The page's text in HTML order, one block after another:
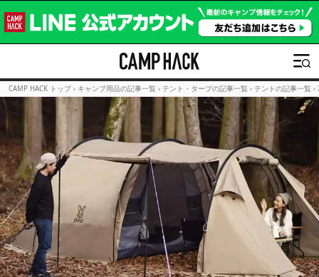
CAMP HACK トップ › キャンプ用品の記事一覧 › テント・タープの記事一覧 › テントの記事一覧 ›